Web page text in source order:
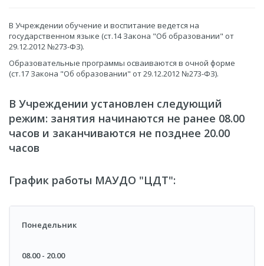
В Учреждении обучение и воспитание ведется на
государственном языке (ст.14 Закона "Об образовании" от
29.12.2012 №273-ФЗ).
Образовательные программы осваиваются в очной форме
(ст.17 Закона "Об образовании" от 29.12.2012 №273-ФЗ).
В Учреждении установлен следующий
режим: занятия начинаются не ранее 08.00
часов и заканчиваются не позднее 20.00
часов
График работы МАУДО "ЦДТ":
Понедельник
08.00 - 20.00